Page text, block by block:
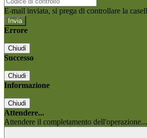
E-mail inviata, si prega di controllare la
Errore
Chiudi
Successo
Chiudi
Informazione
Chiudi
Attendere...
Attendere il completamento dell'operazione...